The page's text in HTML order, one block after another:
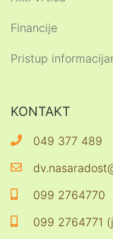
Financije
Pristup
KONTAKT
049 377 489
099 2764770
099 2764771